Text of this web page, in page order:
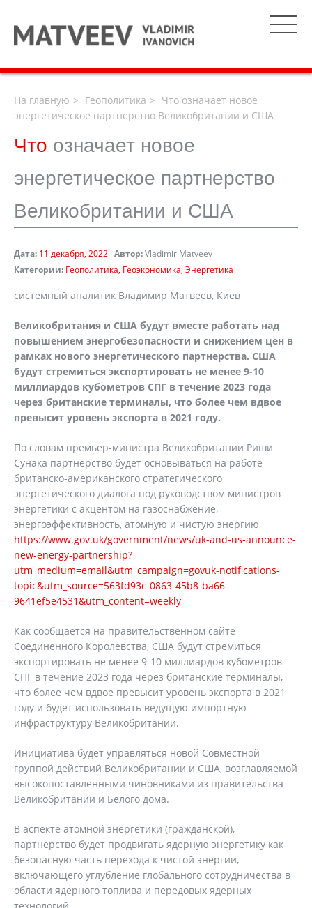
На главную Геополитика
Что означает новое
энергетическое партнерство Великобритании и США
Что означает новое
энергетическое партнерство
Великобритании и США
Дата: 11 декабря, 2022 Автор:Vladimir Matveev
Категории: Геополитика Геоэкономика Энергетика
системный аналитик Владимир Матвеев, Киев
Великобритания и США будут вместе работать над
повышением энергобезопасности и снижением цен в
рамках нового энергетического партнерства. США
будут стремиться экспортировать не менее 9-10
миллиардов кубометров СПГ в течение 2023 года
через британские терминалы, что более чем вдвое
превысит уровень экспорта в 2021 году.
По словам премьер-министра Великобритании Риши
Сунака партнерство будет основываться на работе
британско-американского стратегического
энергетического диалога под руководством министров
энергетики с акцентом на газоснабжение,
энергоэффективность, атомную и чистую энергию
https://www.gov.uk/government/news/uk-and-us-announce-
new-energy-partnership?
utm_medium=email&utm_campaign=govuk-notifications-
topic&utm_source=563fd93c-0863-45b8-ba66-
9641ef5e4531&utm_content=weekly
Как сообщается на правительственном сайте
Соединенного Королевства, США будут стремиться
экспортировать не менее 9-10 миллиардов кубометров
СПГ в течение 2023 года через британские терминалы,
что более чем вдвое превысит уровень экспорта в 2021
году и будет использовать ведущую импортную
инфраструктуру Великобритании.
Инициатива будет управляться новой Совместной
группой действий Великобритании и США, возглавляемой
высокопоставленными чиновниками из правительства
Великобритании и Белого дома.
В аспекте атомной энергетики (гражданской),
партнерство будет продвигать ядерную энергетику как
безопасную часть перехода к чистой энергии,
включающего углубление глобального сотрудничества в
области ядерного топлива и передовых ядерных